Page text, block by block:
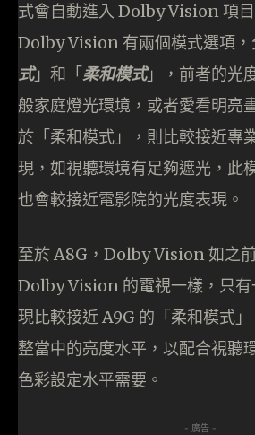
式會自動進入 Dolby Vision 項
Dolby Vision 有兩個模式選項，
式」和「柔和模式」，前者的光
般家庭燈光環境，或者愛看明亮
於「柔和模式」，則比較接近專
現，如視聽環境有足夠遮光，此
也會較接近電影院的光度表現。
至於 A8G，Dolby Vision 如之
Dolby Vision 的電視一樣，只有
現比較接近 A9G 的「柔和模式
整當中的亮度水平，以配合視聽
色彩設定水平需要。
- 廣告 -